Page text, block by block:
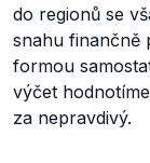
do regionů se
snahu finančně
formou
výčet
za nepravdivý.